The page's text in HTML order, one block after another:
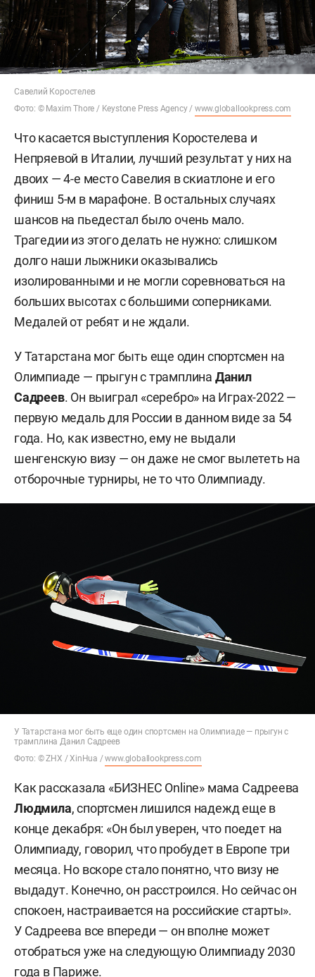
Савелий Коростелев
Фото: © Maxim Thore / Keystone Press Agency / www.globallookpress.com
Что касается выступления Коростелева и
Непряевой в Италии, лучший результат у них на
двоих — 4-е место Савелия в скиатлоне и его
финиш 5-м в марафоне. В остальных случаях
шансов на пьедестал было очень мало.
Трагедии из этого делать не нужно: слишком
долго наши лыжники оказывались
изолированными и не могли соревноваться на
больших высотах с большими соперниками.
Медалей от ребят и не ждали.
У Татарстана мог быть еще один спортсмен на
Олимпиаде — прыгун с трамплина Данил
Садреев. Он выиграл «серебро» на Играх-2022 —
первую медаль для России в данном виде за 54
года. Но, как известно, ему не выдали
шенгенскую визу — он даже не смог вылететь на
отборочные турниры, не то что Олимпиаду.
У Татарстана мог быть еще один спортсмен на Олимпиаде — прыгун с
трамплина Данил Садреев
Фото: © ZHX / XinHua /www.globallookpress.com
Как рассказала «БИЗНЕС Online» мама Садреева
Людмила, спортсмен лишился надежд еще в
конце декабря: «Он был уверен, что поедет на
Олимпиаду, говорил, что пробудет в Европе три
месяца. Но вскоре стало понятно, что визу не
выдадут. Конечно, он расстроился. Но сейчас он
спокоен, настраивается на российские старты».
У Садреева все впереди — он вполне может
отобраться уже на следующую Олимпиаду 2030
года в Париже.